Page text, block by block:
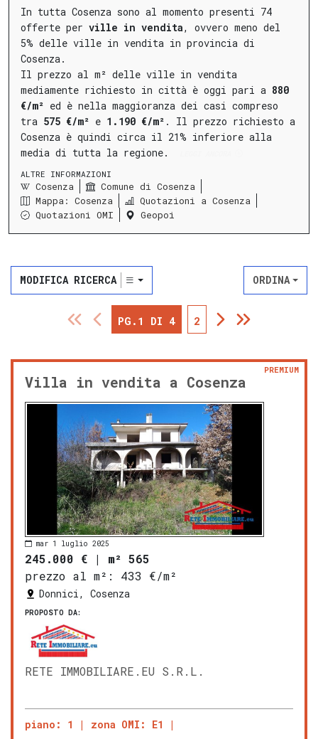
In tutta Cosenza sono al momento presenti 74
offerte per ville in vendita, ovvero meno del
5% delle ville in vendita in provincia di
Cosenza.
Il prezzo al m² delle ville in vendita
mediamente richiesto in città è oggi pari a 880
€/m² ed è nella maggioranza dei casi compreso
tra 575 €/m² e 1.190 €/m² . Il prezzo richiesto a
Cosenza è quindi circa il 21% inferiore alla
media di tutta la regione.
ALTRE INFORMAZIONI
Cosenza
Comune di Cosenza
Mappa: Cosenza
Quotazioni a Cosenza
Quotazioni OMI
Geopoi
MODIFICA RICERCA ORDINA
PG.1 DI 4 2
Villa in vendita a Cosenza
PREMIUM
mar 1 luglio 2025
245.000 € | m² 565
prezzo al m²:
433 €/m²
Donnici, Cosenza
PROPOSTO DA:
RETE IMMOBILIARE.EU S.R.L.
piano: 1 zona OMI: E1